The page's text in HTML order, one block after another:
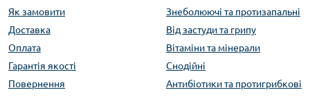
Як замовити
Доставка
Оплата
Гарантія якості
Повернення
Знеболюючі та протизапальні
Від застуди та грипу
Вітаміни та мінерали
Снодійні
Антибіотики та протигрибкові